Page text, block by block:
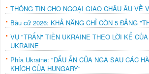
THÔNG TIN CHO NGOẠI GIAO CHÂU ÂU VỀ
Bầu cử 2026: KHẢ NĂNG CHỈ CÒN 5 ĐẢNG
VỤ "TRẤN" TIỀN UKRAINE THEO LỜI KỂ
UKRAINE
Phía Ukraine: "DẤU ẤN CỦA NGA SAU CÁC
KHÍCH CỦA HUNGARY"